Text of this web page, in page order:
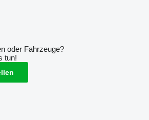
oder Fahrzeuge?
tun!